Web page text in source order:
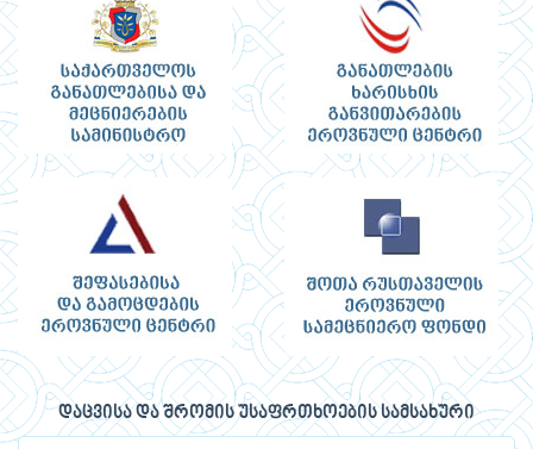
დაცვისა და შრომის უსაფრთხოების სამსახური